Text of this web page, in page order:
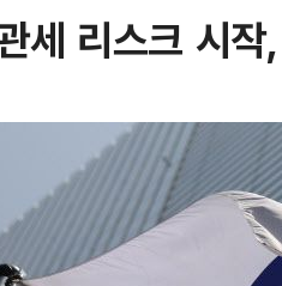
세 리스크 시작